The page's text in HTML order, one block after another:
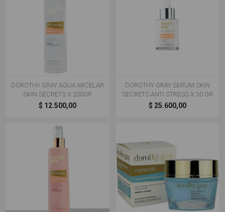
DOROTHY GRAY AGUA MICELAR
SKIN SECRETS X 200GR
$ 12.500,00
DOROTHY GRAY SERUM SKIN
SECRETS ANTI STRESS X 30 GR
$ 25.600,00